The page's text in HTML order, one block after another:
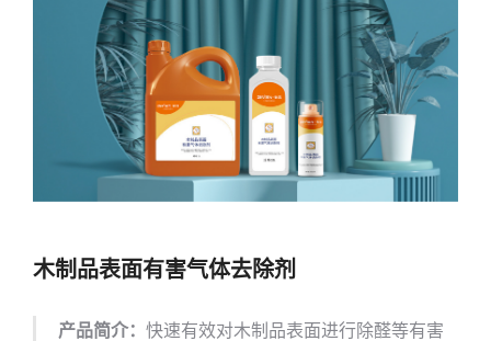
木制品表面有害气体去除剂
产品简介： 快速有效对木制品表面进行除醛等有害